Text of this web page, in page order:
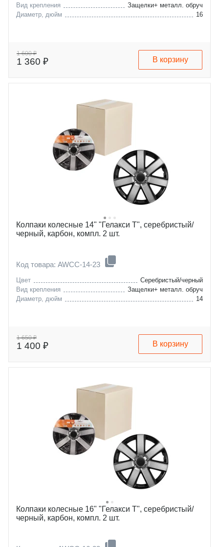
Вид крепления
Защелки+ металл. обруч
Диаметр, дюйм
16
1 600 ₽
1 360 ₽ В корзину
Колпаки колесные 14" "Гелакси Т", серебристый/
черный, карбон, компл. 2 шт.
Код товара: AWCC-14-23
Цвет
Серебристый/черный
Вид крепления
Защелки+ металл. обруч
Диаметр, дюйм
14
1 650 ₽
1 400 ₽ В корзину
Колпаки колесные 16" "Гелакси Т", серебристый/
черный, карбон, компл. 2 шт.